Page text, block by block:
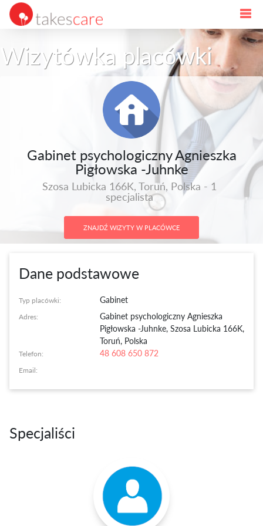
Wizytówka placówki
Gabinet psychologiczny Agnieszka
Pigłowska -Juhnke
Szosa Lubicka 166K, Toruń, Polska - 1
specjalista
ZNAJDŹ WIZYTY W PLACÓWCE
Dane podstawowe
Typ placówki: Gabinet
Adres:
Gabinet psychologiczny Agnieszka
Pigłowska -Juhnke, Szosa Lubicka 166K,
Toruń, Polska
Telefon: 48 608 650 872
Email:
Specjaliści